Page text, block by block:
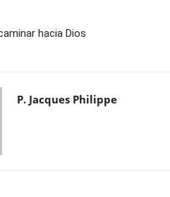
hacia Dios
P. Jacques Philippe